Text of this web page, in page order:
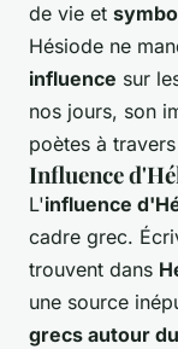
de vie et
Hésiode ne
influence sur
nos jours, son
poètes à
Influence
L'influence
cadre grec.
trouvent dans
une source
grecs autour